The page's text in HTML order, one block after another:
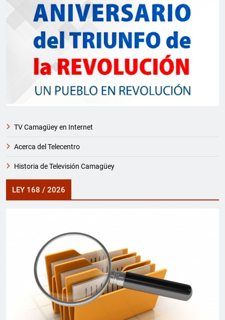
TV Camagüey en Internet
Acerca del Telecentro
Historia de Televisión Camagüey
LEY 168 / 2026